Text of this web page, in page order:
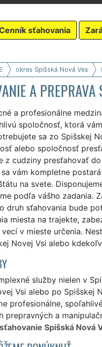
sťahovania
okres Spišská Nová Ves
A
a profesionálne
spoločnosť, ktorá
sa zo Spišskej
alebo spoločnosť
z cudziny presťahovať
sa vám kompletne
na svete.
podľa vášho zadania.
druh sťahovania bude
miesta na trajekte,
v mieste určenia.
Novej Vsi alebo
služby nielen v
Vsi alebo po Spišskej
profesionálne,
prepravných a
Spišská Nová